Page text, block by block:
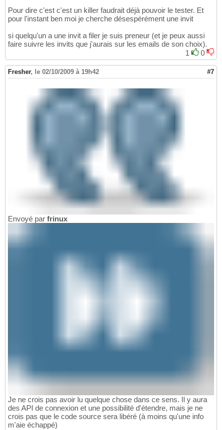
Pour dire c'est c'est un killer faudrait déjà pouvoir le tester. Et
pour l'instant ben moi je cherche désespérément une invit
si quelqu'un a une invit a filer je suis preneur (et je peux aussi
faire suivre les invits que j'aurais sur les emails de son choix).
1
0
Fresher, le 02/10/2009 à 19h42 #7
Envoyé par frinux
Je ne crois pas avoir lu quelque chose dans ce sens. Il y aura
des API de connexion et une possibilité d'étendre, mais je ne
crois pas que le code source sera libéré (à moins qu'une info
m'aie échappé)